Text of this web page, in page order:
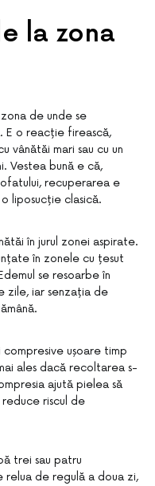
la zona
de unde se
o reacție firească,
vânătăi mari sau cu un
Vestea bună e că,
recuperarea e
liposucție clasică.
în jurul zonei aspirate.
în zonele cu țesut
se resoarbe în
zile, iar senzația de
ușoare timp
ales dacă recoltarea s-
ajută pielea să
reduce riscul de
trei sau patru
relua de regulă a doua zi,